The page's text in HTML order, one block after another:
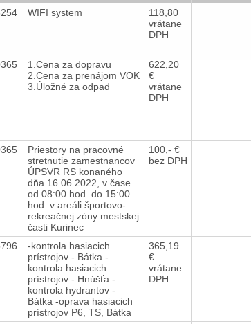
WIFI system
118,80
vrátane
DPH
1.Cena za dopravu
2.Cena za prenájom VOK
3.Úložné za odpad
622,20
€
vrátane
DPH
Priestory na pracovné
stretnutie zamestnancov
ÚPSVR RS konaného
dňa 16.06.2022, v čase
od 08:00 hod. do 15:00
hod. v areáli športovo-
rekreačnej zóny mestskej
časti Kurinec
100,- €
bez DPH
-kontrola hasiacich
prístrojov - Bátka -
kontrola hasiacich
prístrojov - Hnúšťa -
kontrola hydrantov -
Bátka -oprava hasiacich
prístrojov P6, TS, Bátka
365,19
€
vrátane
DPH